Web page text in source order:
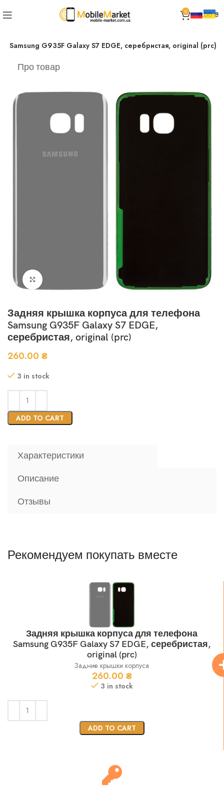
0 0.00₴
Samsung G935F Galaxy S7 EDGE, серебристая, original (prc)
Про товар
Нажмите, чтобы увеличить
Задняя крышка корпуса для телефона
Samsung G935F Galaxy S7 EDGE,
серебристая, original (prc)
260.00 ₴
3 in stock
ADD TO CART
Характеристики
Описание
Отзывы
Рекомендуем покупать вместе
Задняя крышка корпуса для телефона
Samsung G935F Galaxy S7 EDGE, серебристая,
original (prc)
Задние крышки корпуса
260.00 ₴
3 in stock
ADD TO CART